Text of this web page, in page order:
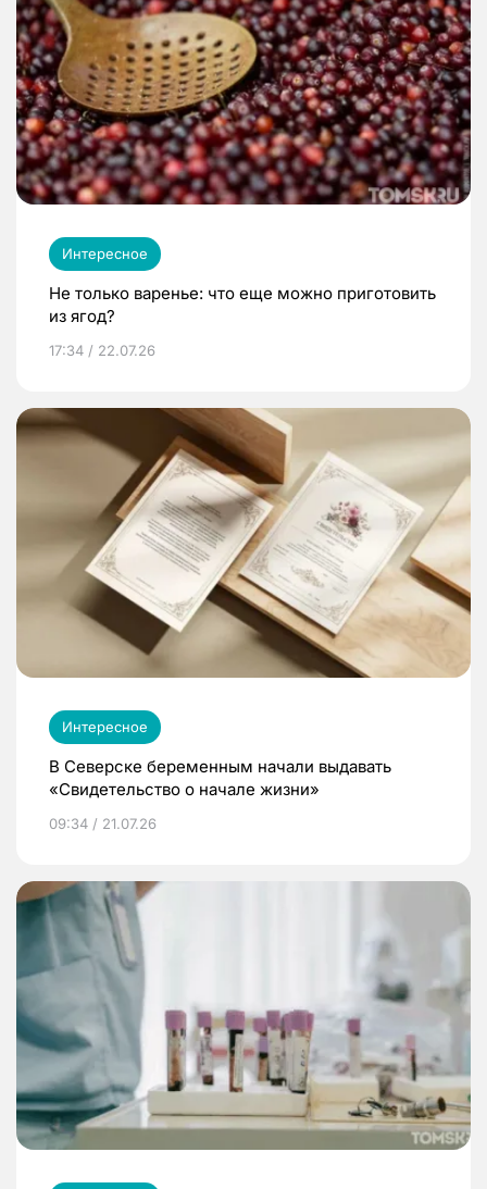
Интересное
Не только варенье: что еще можно приготовить
из ягод?
17:34 / 22.07.26
Интересное
В Северске беременным начали выдавать
«Свидетельство о начале жизни»
09:34 / 21.07.26